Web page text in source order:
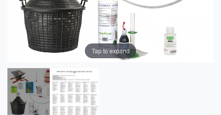
Tap to expand